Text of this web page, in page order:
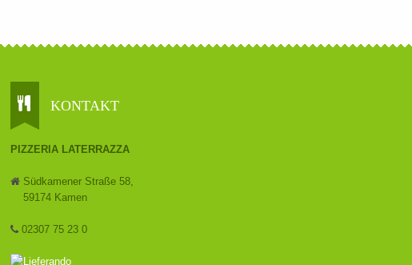
KONTAKT
PIZZERIA LATERRAZZA
Südkamener Straße 58,
59174 Kamen
02307 75 23 0